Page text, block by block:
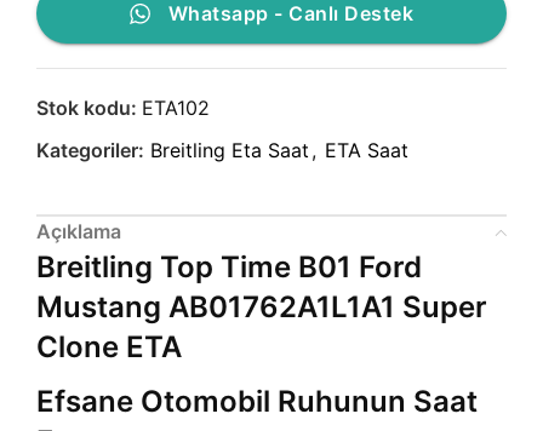
Whatsapp - Canlı Destek
Stok kodu: ETA102
Kategoriler: Breitling Eta Saat , ETA Saat
Açıklama
Breitling Top Time B01 Ford
Mustang AB01762A1L1A1 Super
Clone ETA
Efsane Otomobil Ruhunun Saat